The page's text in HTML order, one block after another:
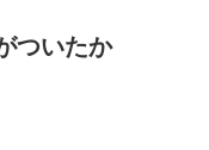
ついたか